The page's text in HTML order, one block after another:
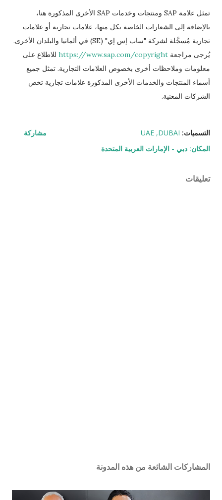
تمثل علامة SAP ومنتجات وخدمات SAP الأخرى المذكورة هنا،
بالإضافة إلى الشعارات الخاصة بكل منها، علامات تجارية أو علامات
تجارية مُسجَّلة لشركة "ساب إس إي" (SE) في ألمانيا والبلدان الأخرى.
يُرجى مراجعة https://www.sap.com/copyright للاطلاع على
معلومات وملاحظات أخرى بخصوص العلامات التجارية. تمثل جميع
أسماء المنتجات والخدمات الأخرى المذكورة علامات تجارية تخص
الشركات المعنية.
التسميات: DUBAI
UAE
المكان: دبي - الإمارات العربية المتحدة
مشاركة
تعليقات
المشاركات الشائعة من هذه المدونة